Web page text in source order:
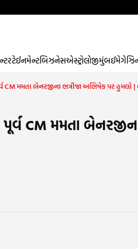
બિઝનેસએસ્ટ્રોલોજીમુંબઈ
CM મમતા બેનરજીના ભત્રીજા અભિષેક પર હુમલો
CM મમતા